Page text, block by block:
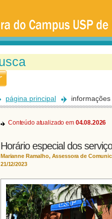
página principal informações
Conteúdo atualizado em 04.08.2026
Horário especial dos
Marianne Ramalho, Assessora de
21/12/2023